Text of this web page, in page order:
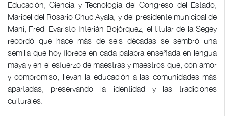
Educación, Ciencia y Tecnología del Congreso del Estado,
Maribel del Rosario Chuc Ayala, y del presidente municipal de
Maní, Fredi Evaristo Interián Bojórquez, el titular de la Segey
recordó que hace más de seis décadas se sembró una
semilla que hoy florece en cada palabra enseñada en lengua
maya y en el esfuerzo de maestras y maestros que, con amor
y compromiso, llevan la educación a las comunidades más
apartadas, preservando la identidad y las tradiciones
culturales.